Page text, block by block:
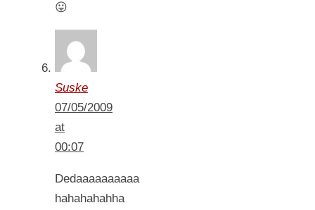
😛
Suske
07/05/2009
at
00:07
Dedaaaaaaaaaa
hahahahahha